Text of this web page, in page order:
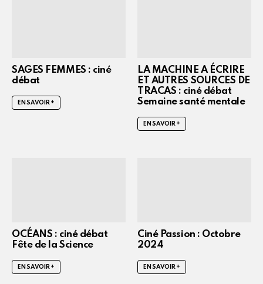
SAGES FEMMES : ciné
débat
EN SAVOIR +
LA MACHINE A ÉCRIRE
ET AUTRES SOURCES DE
TRACAS : ciné débat
Semaine santé mentale
EN SAVOIR +
OCÉANS : ciné débat
Fête de la Science
EN SAVOIR +
Ciné Passion : Octobre
2024
EN SAVOIR +